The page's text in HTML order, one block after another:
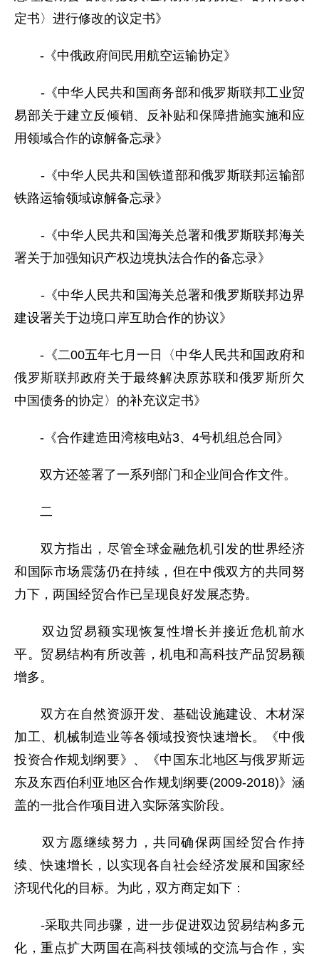
定书〉进行修改的议定书》
-《中俄政府间民用航空运输协定》
-《中华人民共和国商务部和俄罗斯联邦工业贸
易部关于建立反倾销、反补贴和保障措施实施和应
用领域合作的谅解备忘录》
-《中华人民共和国铁道部和俄罗斯联邦运输部
铁路运输领域谅解备忘录》
-《中华人民共和国海关总署和俄罗斯联邦海关
署关于加强知识产权边境执法合作的备忘录》
-《中华人民共和国海关总署和俄罗斯联邦边界
建设署关于边境口岸互助合作的协议》
-《二00五年七月一日〈中华人民共和国政府和
俄罗斯联邦政府关于最终解决原苏联和俄罗斯所欠
中国债务的协定〉的补充议定书》
-《合作建造田湾核电站3、4号机组总合同》
双方还签署了一系列部门和企业间合作文件。
二
双方指出，尽管全球金融危机引发的世界经济
和国际市场震荡仍在持续，但在中俄双方的共同努
力下，两国经贸合作已呈现良好发展态势。
双边贸易额实现恢复性增长并接近危机前水
平。贸易结构有所改善，机电和高科技产品贸易额
增多。
双方在自然资源开发、基础设施建设、木材深
加工、机械制造业等各领域投资快速增长。《中俄
投资合作规划纲要》、《中国东北地区与俄罗斯远
东及东西伯利亚地区合作规划纲要(2009-2018)》涵
盖的一批合作项目进入实际落实阶段。
双方愿继续努力，共同确保两国经贸合作持
续、快速增长，以实现各自社会经济发展和国家经
济现代化的目标。为此，双方商定如下：
-采取共同步骤，进一步促进双边贸易结构多元
化，重点扩大两国在高科技领域的交流与合作，实